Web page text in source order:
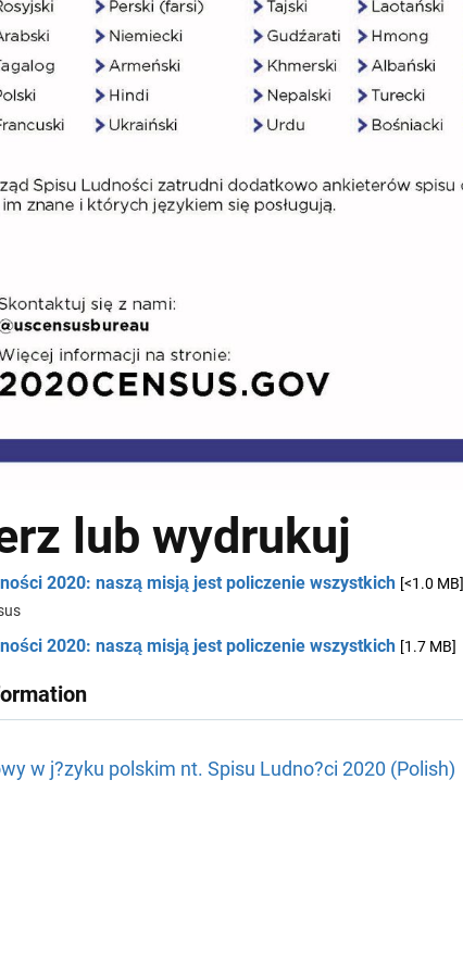
lub wydrukuj
2020: naszą misją jest policzenie wszystkich [<1.0 MB]
2020: naszą misją jest policzenie wszystkich [1.7 MB]
w j?zyku polskim nt. Spisu Ludno?ci 2020 (Polish)